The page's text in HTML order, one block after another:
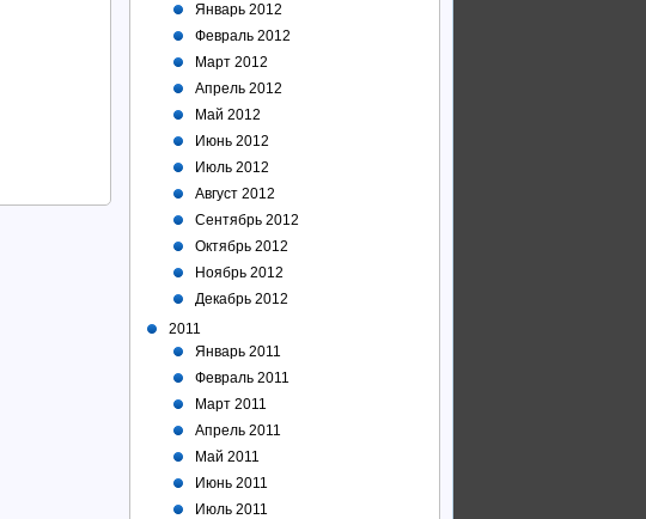
Январь 2012
Февраль 2012
Март 2012
Апрель 2012
Май 2012
Июнь 2012
Июль 2012
Август 2012
Сентябрь 2012
Октябрь 2012
Ноябрь 2012
Декабрь 2012
2011
Январь 2011
Февраль 2011
Март 2011
Апрель 2011
Май 2011
Июнь 2011
Июль 2011